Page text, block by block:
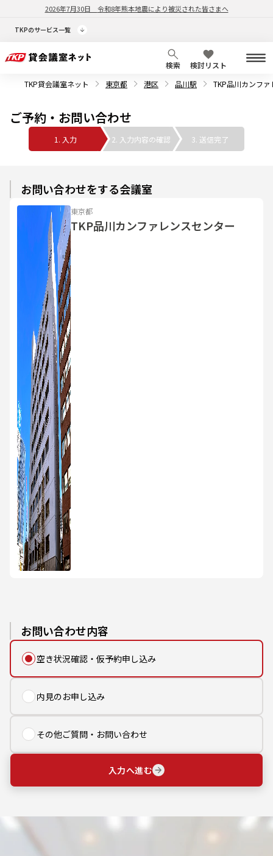
2026年7月30日 令和8年熊本地震により被災された皆さまへ
TKPのサービス一覧
検索
検討リスト
TKP貸会議室ネット
東京都 港区 品川駅 TKP品川カンフ
ご予約・お問い合わせ
1. 入力 2. 入力内容の確認 3. 送信完了
お問い合わせをする会議室
東京都
TKP品川カンファレンスセンター
お問い合わせ内容
空き状況確認・仮予約申し込み
内見のお申し込み
その他ご質問・お問い合わせ
入力へ進む